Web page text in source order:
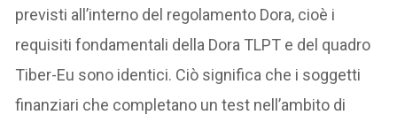
previsti all’interno del regolamento Dora, cioè i
requisiti fondamentali della Dora TLPT e del quadro
Tiber-Eu sono identici. Ciò significa che i soggetti
finanziari che completano un test nell’ambito di